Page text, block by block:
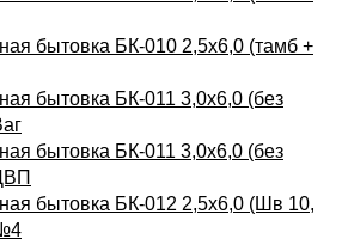
бытовка БК-010 2,5х6,0 (тамб +
бытовка БК-011 3,0х6,0 (без
бытовка БК-011 3,0х6,0 (без
бытовка БК-012 2,5х6,0 (Шв 10,